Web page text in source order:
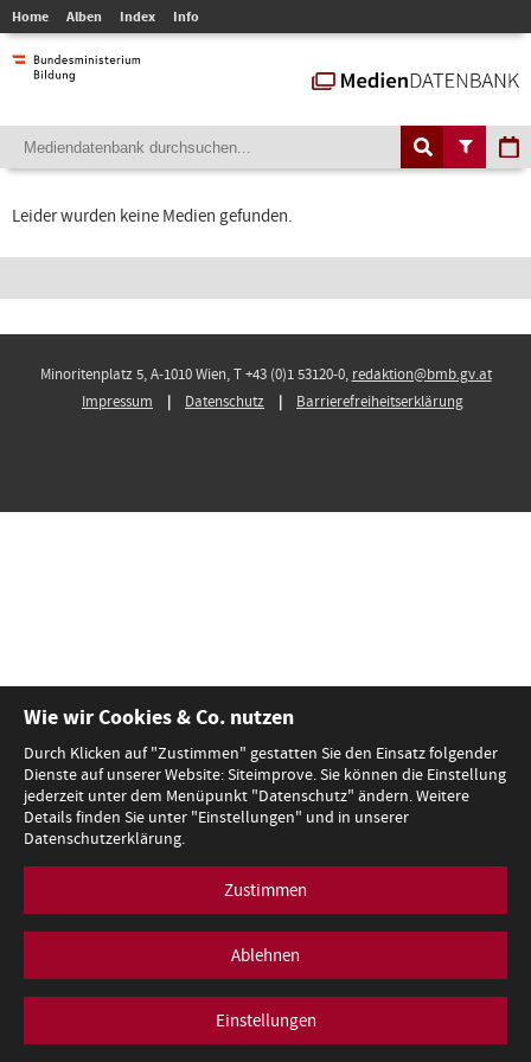
Home Alben Index Info
Leider wurden keine Medien gefunden.
Minoritenplatz 5, A-1010 Wien, T +43 (0)1 53120-0, redaktion@bmb.gv.at
Impressum
Datenschutz Barrierefreiheitserklärung
Wie wir Cookies & Co. nutzen
Durch Klicken auf "Zustimmen" gestatten Sie den Einsatz folgender
Dienste auf unserer Website: Siteimprove. Sie können die Einstellung
jederzeit unter dem Menüpunkt "Datenschutz" ändern. Weitere
Details finden Sie unter "Einstellungen" und in unserer
Datenschutzerklärung.
Zustimmen
Ablehnen
Einstellungen